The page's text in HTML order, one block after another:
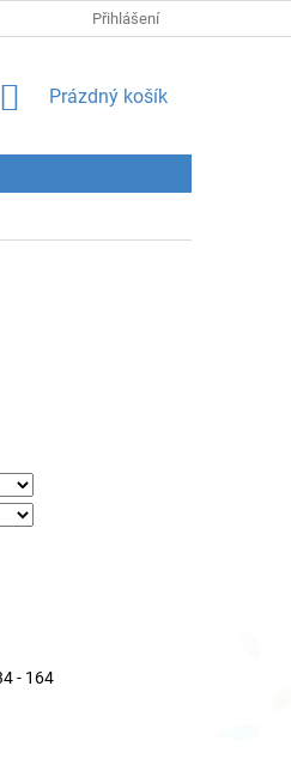
OSOBNÍCH ÚDAJŮ
Přihlášení
NÁKUPNÍ
Prázdný košík
- 164